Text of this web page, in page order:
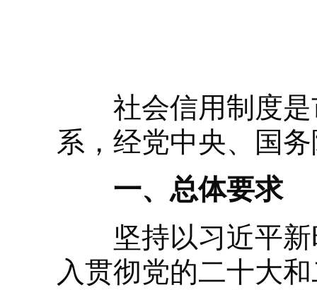
社会信用制度是
系，经党中央、国
一、总体要求
坚持以习近平新
入贯彻党的二十大